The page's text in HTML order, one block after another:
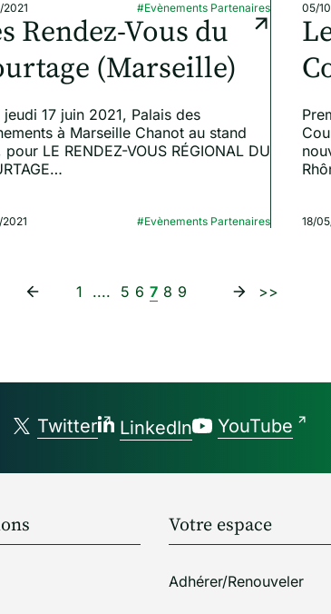
#Evènements Partenaires 05/
Rendez-Vous du
(Marseille)
jeudi 17 juin 2021, Palais des
à Marseille Chanot au stand
pour LE RENDEZ-VOUS RÉGIONAL DU
#Evènements Partenaires 18/
1 .... 5 6 7 8 9 >>
Twitter LinkedIn YouTube
Votre espace
Adhérer/Renouveler